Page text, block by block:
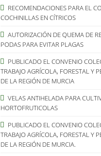
RECOMENDACIONES PARA EL
COCHINILLAS EN CÍTRICOS
AUTORIZACIÓN DE QUEMA DE
PODAS PARA EVITAR PLAGAS
PUBLICADO EL CONVENIO
TRABAJO AGRÍCOLA, FORESTAL Y
DE LA REGIÓN DE MURCIA
VELAS ANTIHELADA PARA
HORTOFRUTICOLAS
PUBLICADO EL CONVENIO
TRABAJO AGRÍCOLA, FORESTAL Y
DE LA REGIÓN DE MURCIA.